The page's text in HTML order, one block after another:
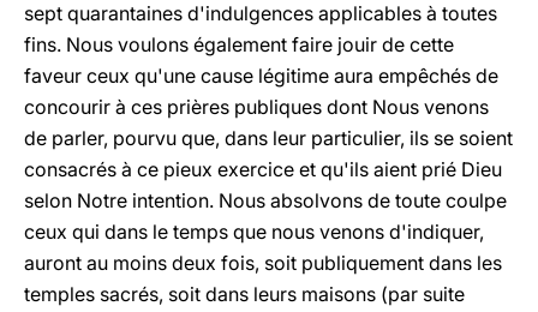
sept quarantaines d'indulgences applicables à toutes
fins. Nous voulons également faire jouir de cette
faveur ceux qu'une cause légitime aura empêchés de
concourir à ces prières publiques dont Nous venons
de parler, pourvu que, dans leur particulier, ils se soient
consacrés à ce pieux exercice et qu'ils aient prié Dieu
selon Notre intention. Nous absolvons de toute coulpe
ceux qui dans le temps que nous venons d'indiquer,
auront au moins deux fois, soit publiquement dans les
temples sacrés, soit dans leurs maisons (par suite